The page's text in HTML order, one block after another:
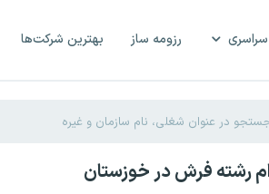
رزومه ساز بهترین شرکت‌ها
رشته فرش در خوزستان